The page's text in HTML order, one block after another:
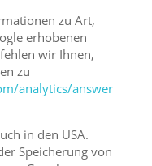
zu Art,
erhobenen
wir Ihnen,
zu
analytics/answer
in den USA.
Speicherung von